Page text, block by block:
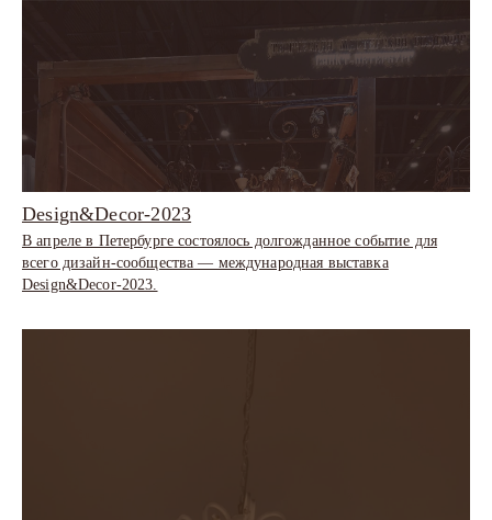
Design&Decor-2023
В апреле в Петербурге состоялось долгожданное событие для
всего дизайн-сообщества — международная выставка
Design&Decor-2023.